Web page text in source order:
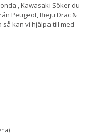
, Kawasaki Söker du
Peugeot, Rieju Drac &
så kan vi hjälpa till med